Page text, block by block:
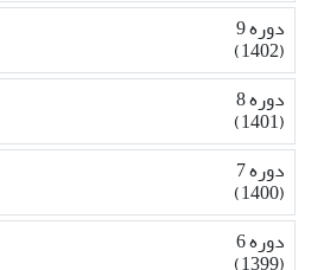
دوره 9
(1402)
دوره 8
(1401)
دوره 7
(1400)
دوره 6